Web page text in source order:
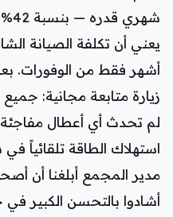
لم تحدث أي أعطال
استهلاك الطاقة تلقائياً
مدير المجمع أبلغنا أن
أشادوا بالتحسن الكبير في